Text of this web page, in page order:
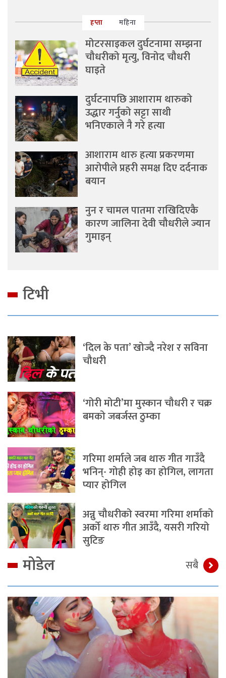
हप्ता महिना
मोटरसाइकल दुर्घटनामा सम्झना
चौधरीको मृत्यु, विनोद चौधरी
घाइते
दुर्घटनापछि आशाराम थारुको
उद्धार गर्नुको सट्टा साथी
भनिएकाले नै गरे हत्या
आशाराम थारु हत्या प्रकरणमा
आरोपीले प्रहरी समक्ष दिए दर्दनाक
बयान
नुन र चामल पातमा राखिदिएकै
कारण जालिना देवी चौधरीले ज्यान
गुमाइन्
टिभी
‘दिल के पता’ खोज्दै नरेश र सविना
चौधरी
‘गोरी मोटी’मा मुस्कान चौधरी र चक्र
बमको जबर्जस्त ठुम्का
गरिमा शर्माले जब थारु गीत गाउँदै
भनिन्- गोही होइ का होगिल, लागता
प्यार होगिल
अन्नु चौधरीको स्वरमा गरिमा शर्माको
अर्को थारु गीत आउँदै, यसरी गरियो
सुटिङ
मोडेल सबै